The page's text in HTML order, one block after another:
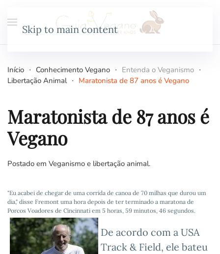
Skip to main content
Início Conhecimento Vegano
Entenda o Veganismo
Libertação Animal
Maratonista de 87 anos é Vegano
Maratonista de 87 anos é
Vegano
Postado em Veganismo e libertação animal.
"Eu acabei de chegar de uma corrida de canoa de 70 milhas que durou um
dia," disse Fremont uma hora depois de ter terminado a maratona de
Porcos Voadores de Cincinnati em 5 horas, 59 minutos, 46 segundos.
De acordo com a USA
Track & Field, ele bateu